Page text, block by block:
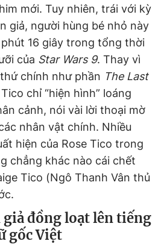
mới. Tuy nhiên, trái với kỳ
giả, người hùng bé nhỏ này
16 giây trong tổng thời
của Star Wars 9. Thay vì
chính như phần The Last
chỉ “hiện hình” loáng
cảnh, nói vài lời thoại mờ
nhân vật chính. Nhiều
hiện của Rose Tico trong
chẳng khác nào cái chết
Tico (Ngô Thanh Vân thủ
đồng loạt lên tiếng
gốc Việt